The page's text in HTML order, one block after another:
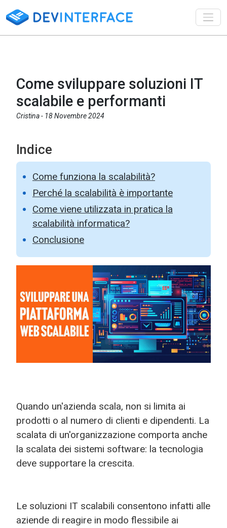
Come sviluppare soluzioni IT
scalabile e performanti
Cristina - 18 Novembre 2024
Indice
Come funziona la scalabilità?
Perché la scalabilità è importante
Come viene utilizzata in pratica la
scalabilità informatica?
Conclusione
Quando un'azienda scala, non si limita ai
prodotti o al numero di clienti e dipendenti. La
scalata di un'organizzazione comporta anche
la scalata dei sistemi software: la tecnologia
deve supportare la crescita.
Le soluzioni IT scalabili consentono infatti alle
aziende di reagire in modo flessibile ai